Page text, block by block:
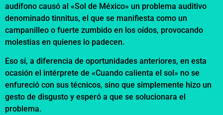
audífono causó al «Sol de México» un problema auditivo
denominado tinnitus, el que se manifiesta como un
campanilleo o fuerte zumbido en los oídos, provocando
molestias en quienes lo padecen.
Eso sí, a diferencia de oportunidades anteriores, en esta
ocasión el intérprete de «Cuando calienta el sol» no se
enfureció con sus técnicos, sino que simplemente hizo un
gesto de disgusto y esperó a que se solucionara el
problema.